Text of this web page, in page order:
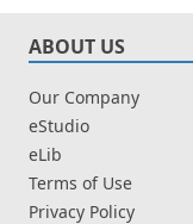
ABOUT US
Our Company
eStudio
eLib
Terms of Use
Privacy Policy